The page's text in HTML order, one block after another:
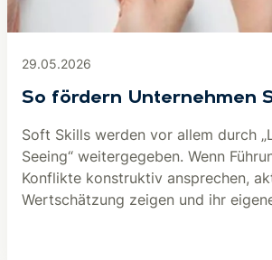
29.05.2026
So fördern Unternehmen
Soft Skills werden vor allem durch
Seeing“ weitergegeben. Wenn
Konflikte konstruktiv ansprechen,
Wertschätzung zeigen und ihr